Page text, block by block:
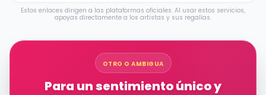
Estos enlaces dirigen a las plataformas oficiales. Al usar estos servicios,
apoyas directamente a los artistas y sus regalías.
OTRO O AMBIGUA
Para un sentimiento único y